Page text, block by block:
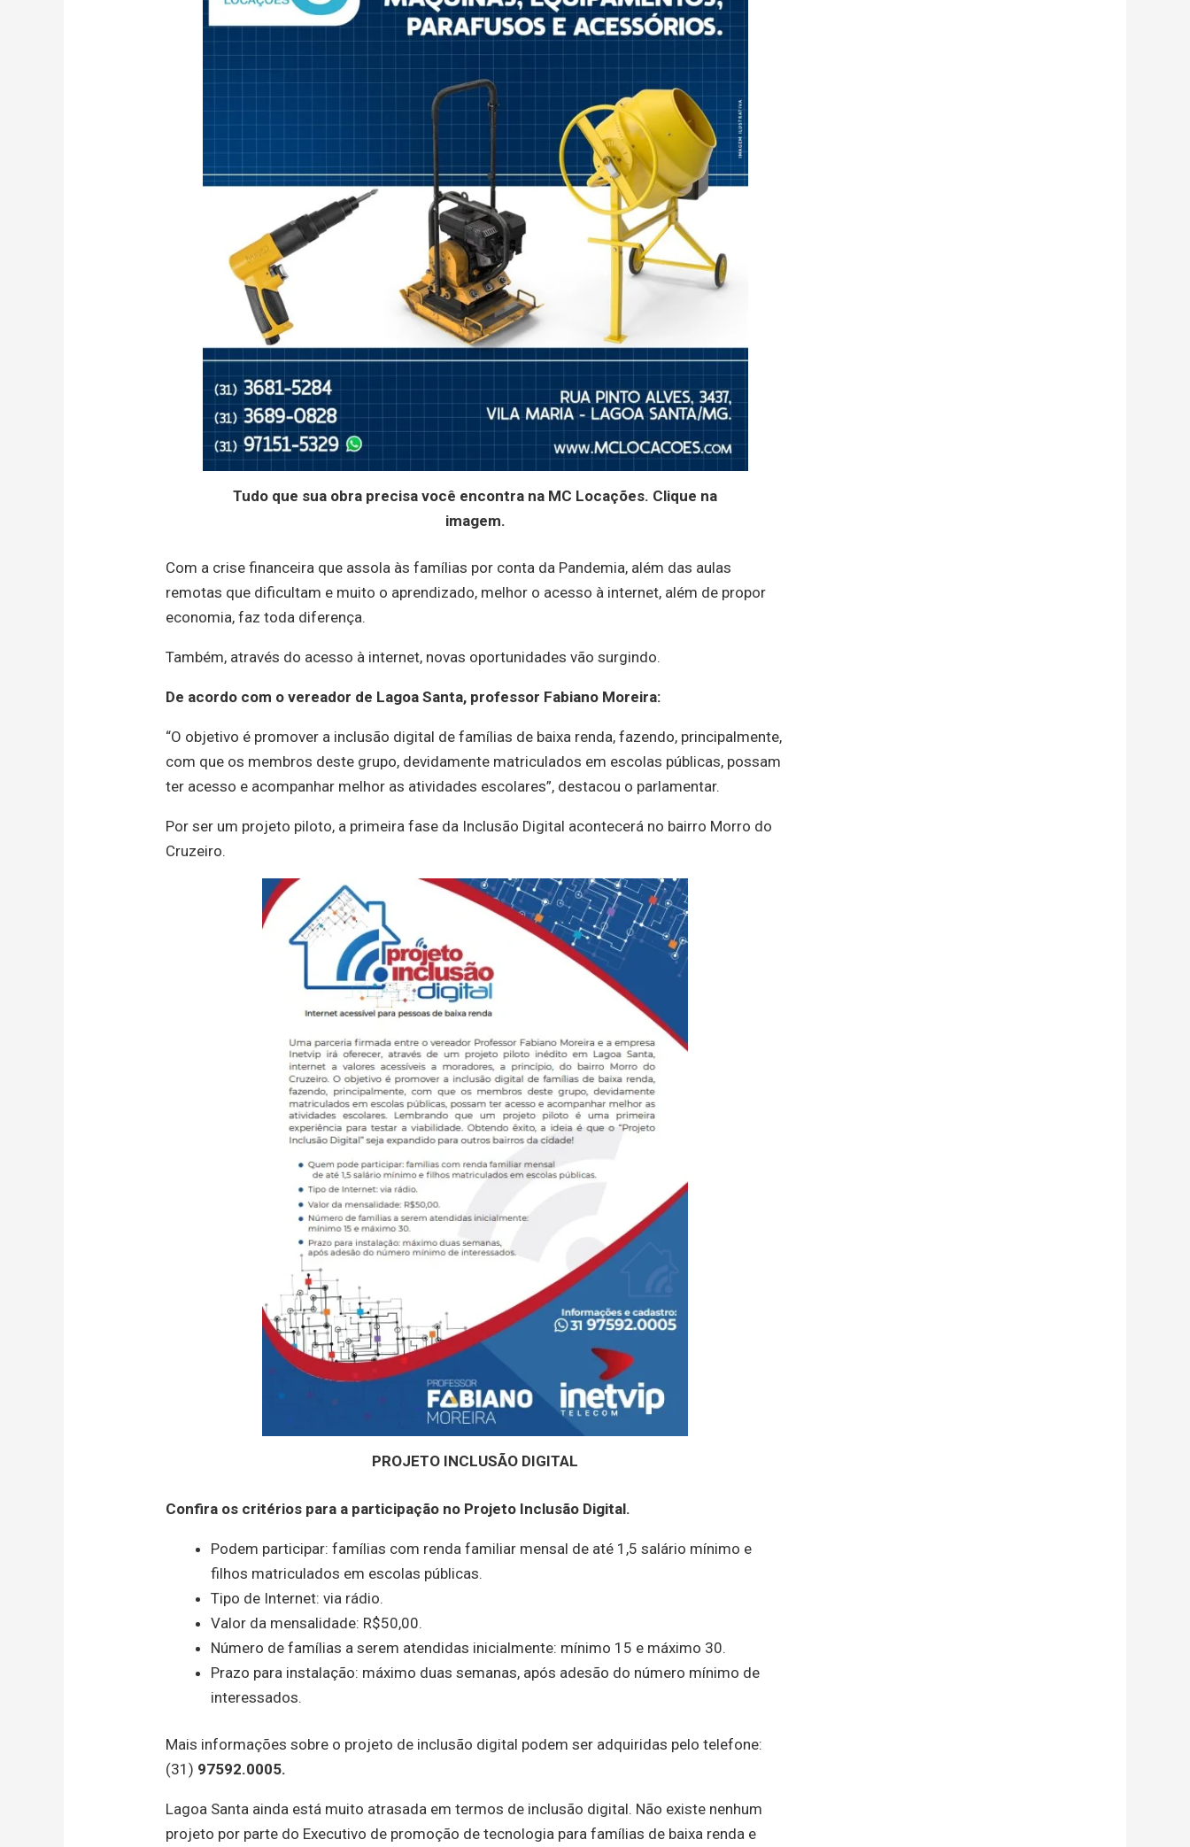
Tudo que sua obra precisa você encontra na MC Locações. Clique na
imagem.
Com a crise financeira que assola às famílias por conta da Pandemia, além das aulas
remotas que dificultam e muito o aprendizado, melhor o acesso à internet, além de propor
economia, faz toda diferença.
Também, através do acesso à internet, novas oportunidades vão surgindo.
De acordo com o vereador de Lagoa Santa, professor Fabiano Moreira:
“O objetivo é promover a inclusão digital de famílias de baixa renda, fazendo, principalmente,
com que os membros deste grupo, devidamente matriculados em escolas públicas, possam
ter acesso e acompanhar melhor as atividades escolares”, destacou o parlamentar.
Por ser um projeto piloto, a primeira fase da Inclusão Digital acontecerá no bairro Morro do
Cruzeiro.
PROJETO INCLUSÃO DIGITAL
Confira os critérios para a participação no Projeto Inclusão Digital.
Podem participar: famílias com renda familiar mensal de até 1,5 salário mínimo e
filhos matriculados em escolas públicas.
Tipo de Internet: via rádio.
Valor da mensalidade: R$50,00.
Número de famílias a serem atendidas inicialmente: mínimo 15 e máximo 30.
Prazo para instalação: máximo duas semanas, após adesão do número mínimo de
interessados.
Mais informações sobre o projeto de inclusão digital podem ser adquiridas pelo telefone:
(31) 97592.0005.
Lagoa Santa ainda está muito atrasada em termos de inclusão digital. Não existe nenhum
projeto por parte do Executivo de promoção de tecnologia para famílias de baixa renda e